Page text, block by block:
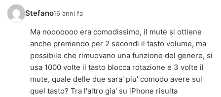
Stefano16 anni fa
Ma nooooooo era comodissimo, il mute si ottiene
anche premendo per 2 secondi il tasto volume, ma
possibile che rimuovano una funzione del genere, si
usa 1000 volte il tasto blocca rotazione e 3 volte il
mute, quale delle due sara' piu' comodo avere sul
quel tasto? Tra l'altro gia' su iPhone risulta